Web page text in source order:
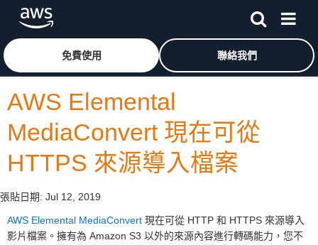
跳至主要內容按一下這裡可返回 Amazon Web Services 首頁
免費使用 聯絡我們
AWS Elemental
MediaConvert 現在可從
HTTPS 來源導入檔案
張貼日期: Jul 12, 2019
AWS Elemental MediaConvert 現在可從 HTTP 和 HTTPS 來源導入
影片檔案。擁有為 Amazon S3 以外的來源內容進行轉碼能力，您不